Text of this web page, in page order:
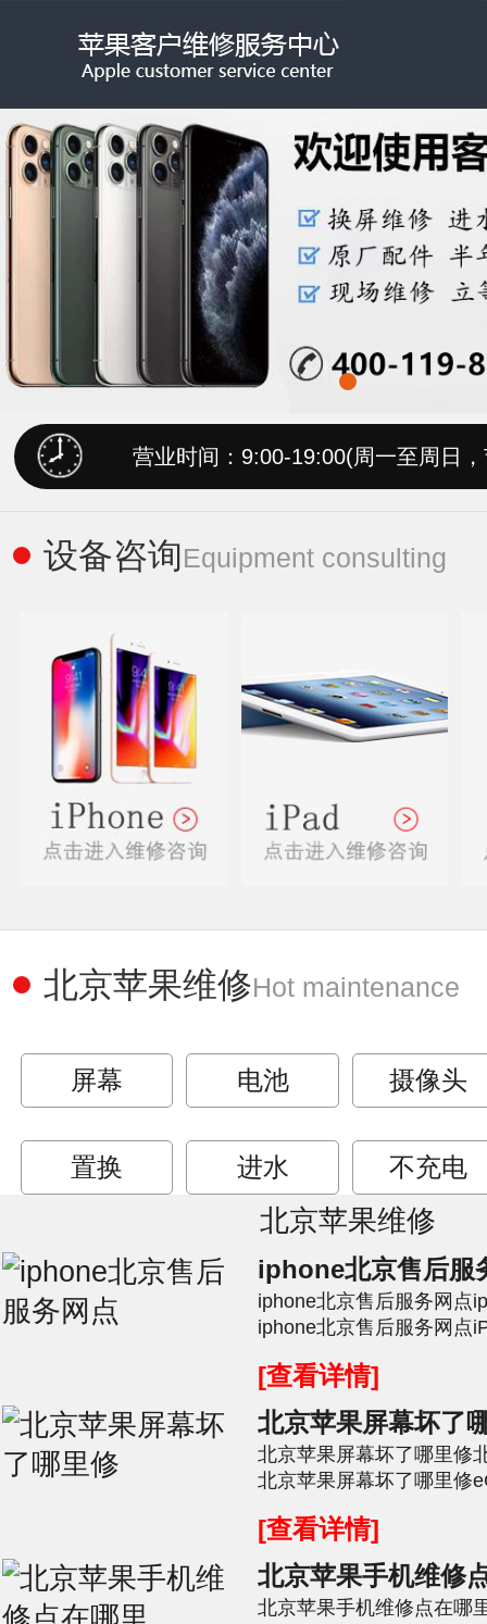
营业时间：9:00-19:00(周一至周日
设备咨询Equipment consulting
北京苹果维修Hot maintenance
屏幕 电池 摄像头
置换 进水 不充电
北京苹果维修
iphone北京售后服
iphone北京售后服务网点
iphone北京售后服务网点
[查看详情]
北京苹果屏幕坏了
北京苹果屏幕坏了哪里修
北京苹果屏幕坏了哪里修
[查看详情]
北京苹果手机维修
北京苹果手机维修点在哪